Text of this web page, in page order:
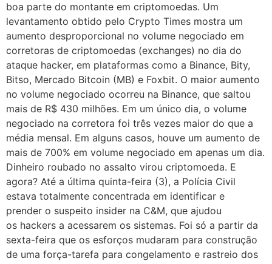
boa parte do montante em criptomoedas. Um
levantamento obtido pelo Crypto Times mostra um
aumento desproporcional no volume negociado em
corretoras de criptomoedas (exchanges) no dia do
ataque hacker, em plataformas como a Binance, Bity,
Bitso, Mercado Bitcoin (MB) e Foxbit. O maior aumento
no volume negociado ocorreu na Binance, que saltou
mais de R$ 430 milhões. Em um único dia, o volume
negociado na corretora foi três vezes maior do que a
média mensal. Em alguns casos, houve um aumento de
mais de 700% em volume negociado em apenas um dia.
Dinheiro roubado no assalto virou criptomoeda. E
agora? Até a última quinta-feira (3), a Polícia Civil
estava totalmente concentrada em identificar e
prender o suspeito insider na C&M, que ajudou
os hackers a acessarem os sistemas. Foi só a partir da
sexta-feira que os esforços mudaram para construção
de uma força-tarefa para congelamento e rastreio dos